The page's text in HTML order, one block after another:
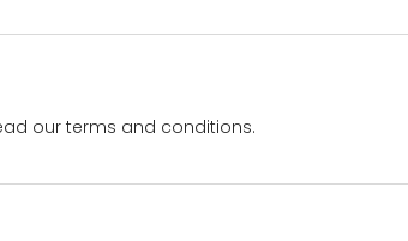
our terms and conditions.